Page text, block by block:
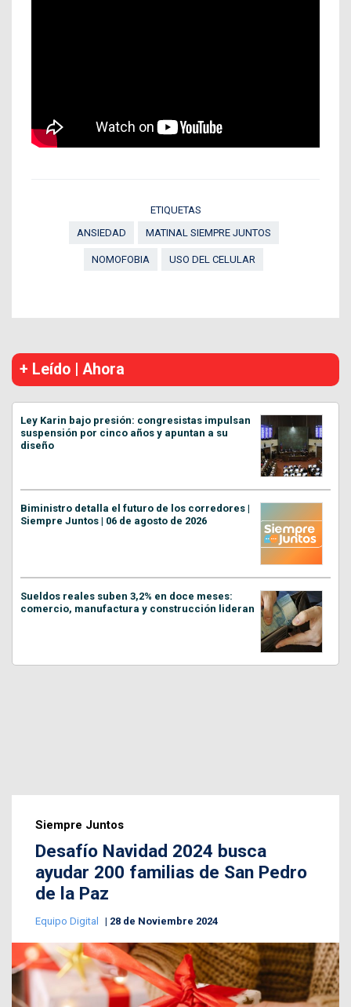
ETIQUETAS
ANSIEDAD
MATINAL SIEMPRE JUNTOS
NOMOFOBIA USO DEL CELULAR
+ Leído | Ahora
Ley Karin bajo presión: congresistas impulsan
suspensión por cinco años y apuntan a su
diseño
Biministro detalla el futuro de los corredores |
Siempre Juntos | 06 de agosto de 2026
Sueldos reales suben 3,2% en doce meses:
comercio, manufactura y construcción lideran
Siempre Juntos
Desafío Navidad 2024 busca
ayudar 200 familias de San Pedro
de la Paz
Equipo Digital 28 de Noviembre 2024